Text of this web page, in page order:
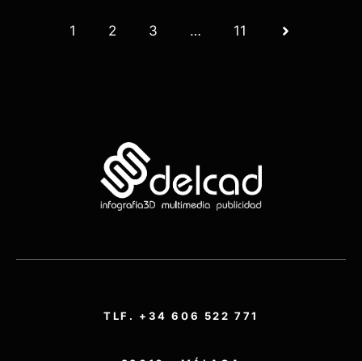
1 2 3 … 11
TLF. +34 606 522 771